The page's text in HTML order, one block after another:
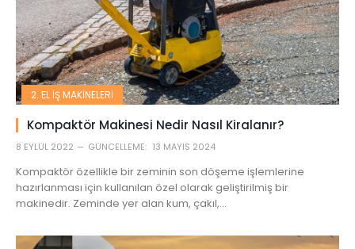
2. EL İŞ MAKINELERI
Kompaktör Makinesi Nedir Nasıl Kiralanır?
8 EYLÜL 2022 GÜNCELLEME: 13 MAYIS 2024
Kompaktör özellikle bir zeminin son döşeme işlemlerine
hazırlanması için kullanılan özel olarak geliştirilmiş bir
makinedir. Zeminde yer alan kum, çakıl,…